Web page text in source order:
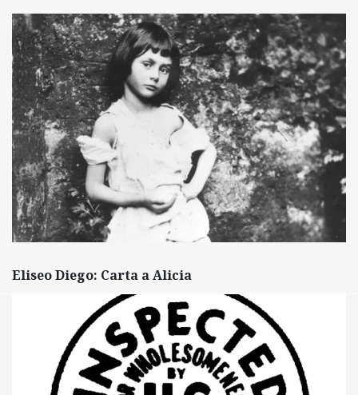
Eliseo Diego: Carta a Alicia